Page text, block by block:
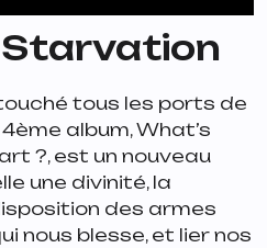
Starvation
tous les ports de
album,What’s
?, est un nouveau
une divinité, la
des armes
nous blesse, et lier nos